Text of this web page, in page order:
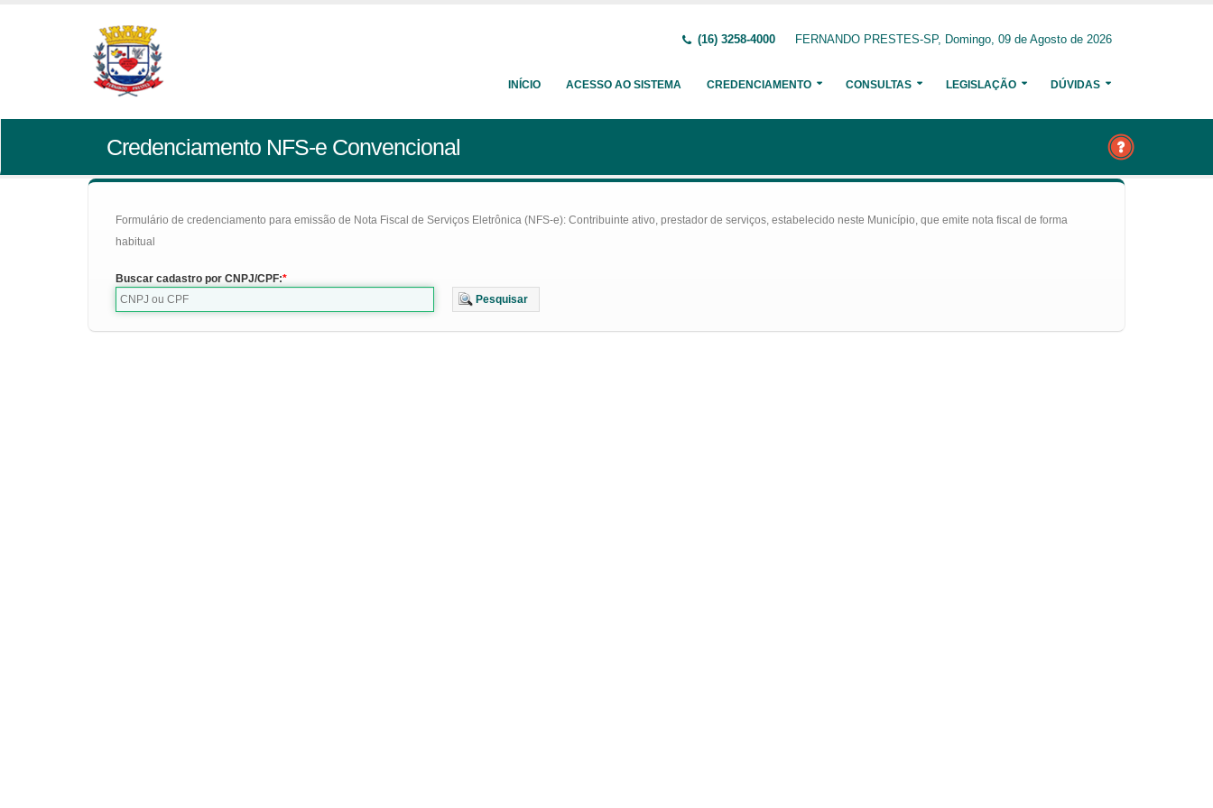
(16) 3258-4000 FERNANDO PRESTES-SP, Domingo, 09 de Agosto de 2026
INÍCIO ACESSO AO SISTEMA CREDENCIAMENTO CONSULTAS LEGISLAÇÃO DÚVIDAS
Credenciamento NFS-e Convencional
Formulário de credenciamento para emissão de Nota Fiscal de Serviços Eletrônica (NFS-e): Contribuinte ativo, prestador de serviços, estabelecido neste Município, que emite nota fiscal de forma
habitual
Buscar cadastro por CNPJ/CPF:
Pesquisar